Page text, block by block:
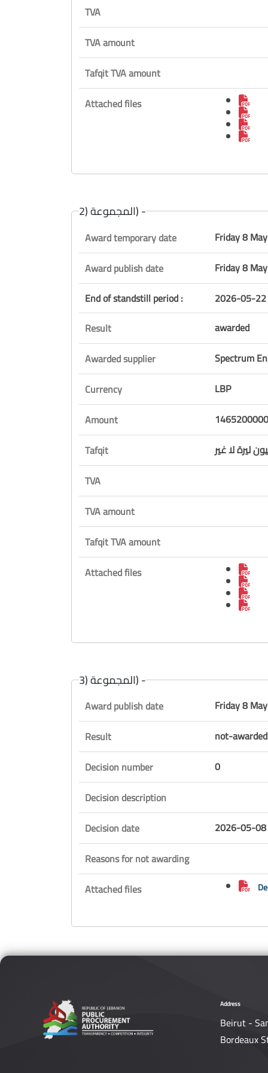
TVA
TVA amount
Tafqit TVA amount
Attached files
المجموعة (2) -
Award temporary date
Friday 8
Award publish date
Friday 8
End of standstill period :
2026-05-
Result
awarded
Awarded supplier
Spectrum
Currency
LBP
Amount
Tafqit
ليرة لا غير
TVA
TVA amount
Tafqit TVA amount
Attached files
المجموعة (3) -
Award publish date
Friday 8
Result
not-awarded
Decision number
0
Decision description
Decision date
2026-05-
Reasons for not awarding
Attached files
Address
Beirut -
Bordeaux